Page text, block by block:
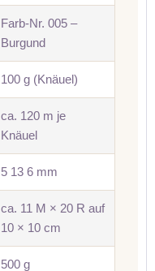
Farb-Nr. 005 –
Burgund
100 g (Knäuel)
ca. 120 m je
Knäuel
5 13 6 mm
ca. 11 M × 20 R auf
10 × 10 cm
500 g